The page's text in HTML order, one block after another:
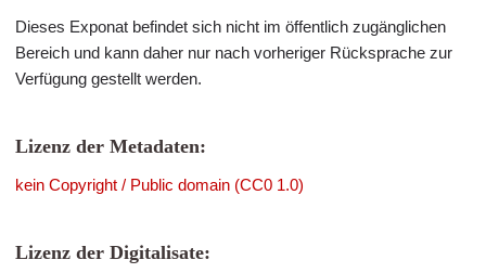
Dieses Exponat befindet sich nicht im öffentlich zugänglichen
Bereich und kann daher nur nach vorheriger Rücksprache zur
Verfügung gestellt werden.
Lizenz der Metadaten:
kein Copyright / Public domain (CC0 1.0)
Lizenz der Digitalisate: